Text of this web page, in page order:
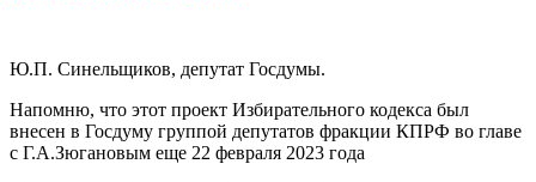
Ю.П. Синельщиков, депутат Госдумы.
Напомню, что этот проект Избирательного кодекса был
внесен в Госдуму группой депутатов фракции КПРФ во главе
с Г.А.Зюгановым еще 22 февраля 2023 года